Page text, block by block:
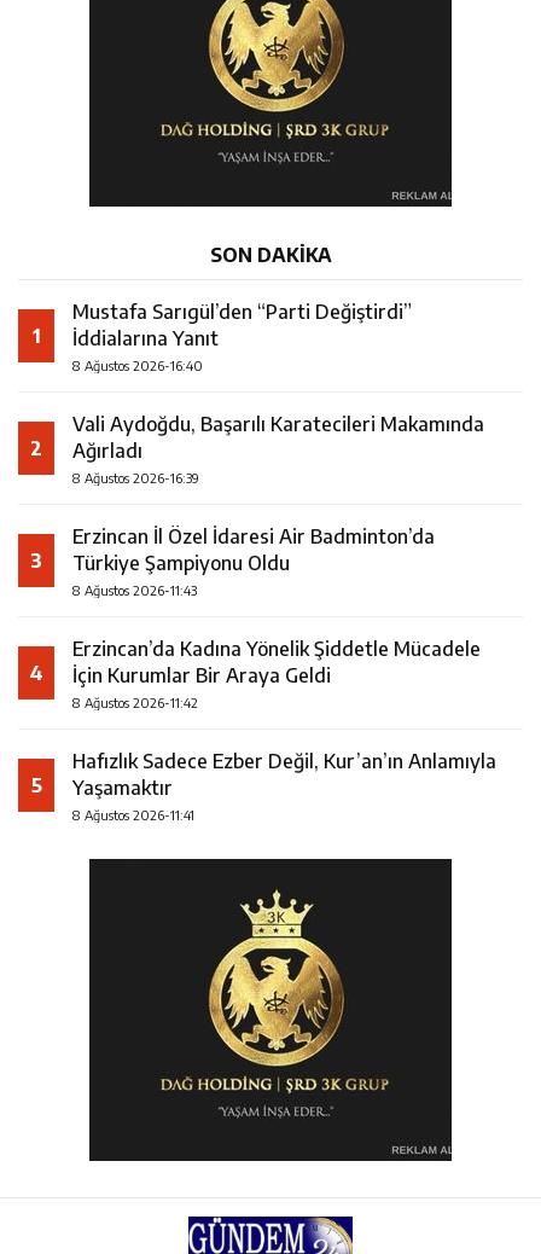
SON DAKİKA
1
Mustafa Sarıgül’den “Parti Değiştirdi”
İddialarına Yanıt
8 Ağustos 2026-16:40
2
Vali Aydoğdu, Başarılı Karatecileri Makamında
Ağırladı
8 Ağustos 2026-16:39
3
Erzincan İl Özel İdaresi Air Badminton’da
Türkiye Şampiyonu Oldu
8 Ağustos 2026-11:43
4
Erzincan’da Kadına Yönelik Şiddetle Mücadele
İçin Kurumlar Bir Araya Geldi
8 Ağustos 2026-11:42
5
Hafızlık Sadece Ezber Değil, Kur’an’ın Anlamıyla
Yaşamaktır
8 Ağustos 2026-11:41